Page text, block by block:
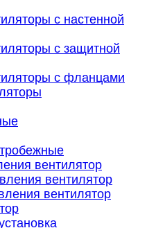
с настенной
с защитной
с фланцами
вентилятор
вентилятор
вентилятор